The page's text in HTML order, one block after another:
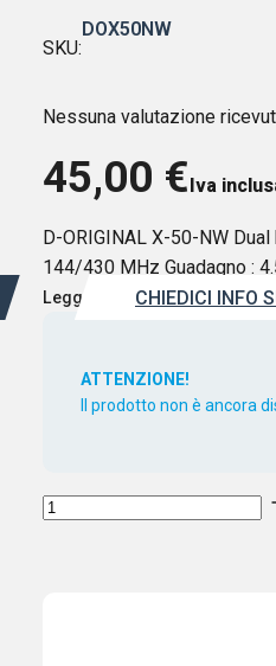
SKU:
DOX50NW
Nessuna valutazione
45,00 €Iva
D-ORIGINAL X-50-NW
144/430 MHz Guadagno :
Leggi di più CHIEDICI INFO
ATTENZIONE!
Il prodotto non è ancora
D-